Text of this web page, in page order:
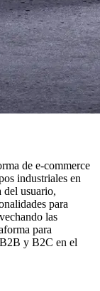
de e-commerce
industriales en
usuario,
para
las
para
B2B y B2C en el